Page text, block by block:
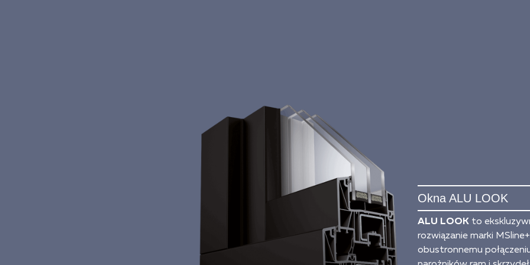
Okna ALU LOOK
ALU LOOKto
rozwiązanie marki
obustronnemu